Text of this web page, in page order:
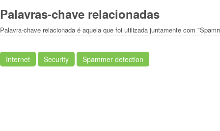
Palavras-chave relacionadas
Palavra-chave relacionada é aquela que foi utilizada juntamente com
Internet Security Spammer detection